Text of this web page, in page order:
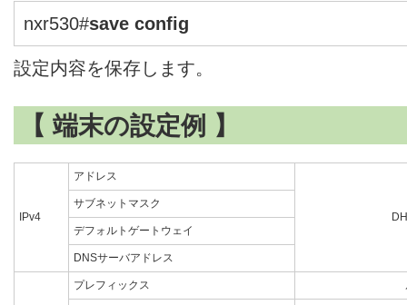
nxr530#save config
設定内容を保存します。
【 端末の設定例 】
IPv4
アドレス
サブネットマスク
デフォルトゲートウェイ
DNSサーバアドレス
プレフィックス